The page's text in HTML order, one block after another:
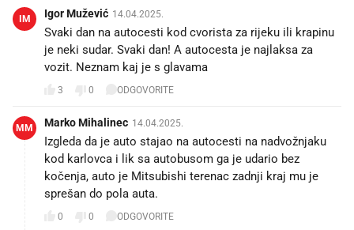
IM Igor Mužević 14.04.2025.
Svaki dan na autocesti kod cvorista za rijeku ili krapinu
je neki sudar. Svaki dan! A autocesta je najlaksa za
vozit. Neznam kaj je s glavama
3 0 ODGOVORITE
MM Marko Mihalinec 14.04.2025.
Izgleda da je auto stajao na autocesti na nadvožnjaku
kod karlovca i lik sa autobusom ga je udario bez
kočenja, auto je Mitsubishi terenac zadnji kraj mu je
sprešan do pola auta.
0 0 ODGOVORITE